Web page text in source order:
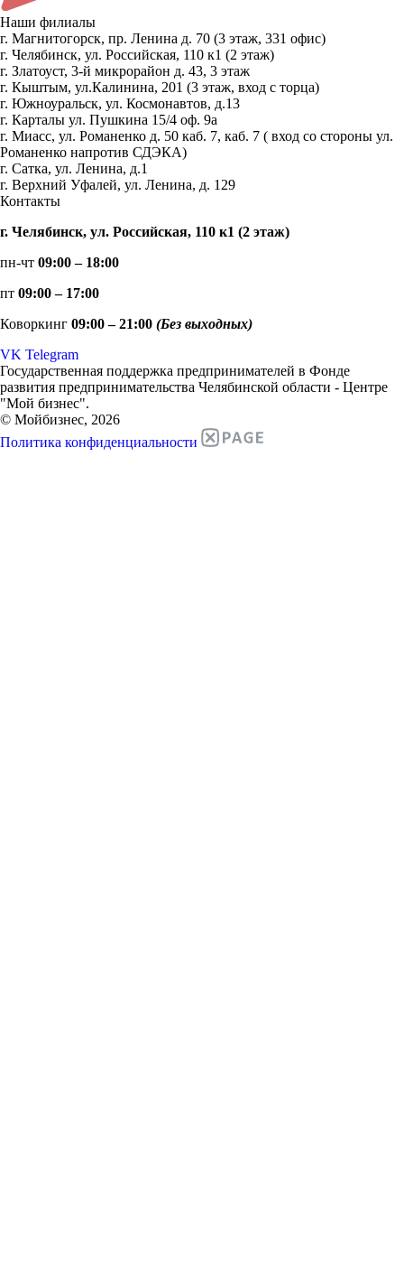
Наши филиалы
г. Магнитогорск, пр. Ленина д. 70 (3 этаж, 331 офис)
г. Челябинск, ул. Российская, 110 к1 (2 этаж)
г. Златоуст, 3-й микрорайон д. 43, 3 этаж
г. Кыштым, ул.Калинина, 201 (3 этаж, вход с торца)
г. Южноуральск, ул. Космонавтов, д.13
г. Карталы ул. Пушкина 15/4 оф. 9а
г. Миасс, ул. Романенко д. 50 каб. 7, каб. 7 ( вход со стороны ул.
Романенко напротив СДЭКА)
г. Сатка, ул. Ленина, д.1
г. Верхний Уфалей, ул. Ленина, д. 129
Контакты
г. Челябинск, ул. Российская, 110 к1 (2 этаж)
пн-чт 09:00 – 18:00
пт 09:00 – 17:00
Коворкинг 09:00 – 21:00 (Без выходных)
VK Telegram
Государственная поддержка предпринимателей в Фонде
развития предпринимательства Челябинской области - Центре
"Мой бизнес".
© Мойбизнес, 2026
Политика конфиденциальности